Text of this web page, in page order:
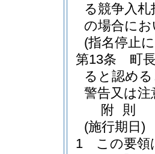
る競争入
の場合に
(指名停止
第13条
町
ると認め
警告又は
附 則
(施行期日)
1
この要領